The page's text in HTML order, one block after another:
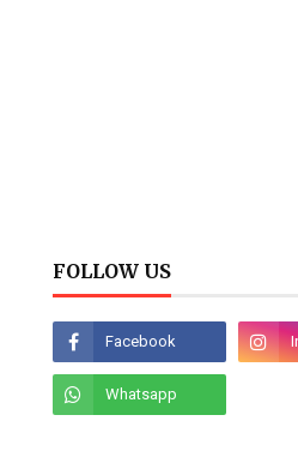
FOLLOW US